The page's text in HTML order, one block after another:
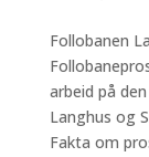
Follobanen
arbeid på
Langhus og
Fakta om